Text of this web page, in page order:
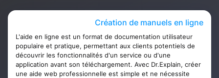
Création de manuels en ligne
L'aide en ligne est un format de documentation utilisateur
populaire et pratique, permettant aux clients potentiels de
découvrir les fonctionnalités d'un service ou d'une
application avant son téléchargement. Avec Dr.Explain, créer
une aide web professionnelle est simple et ne nécessite